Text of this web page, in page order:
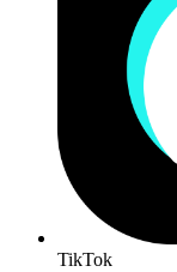
TikTok